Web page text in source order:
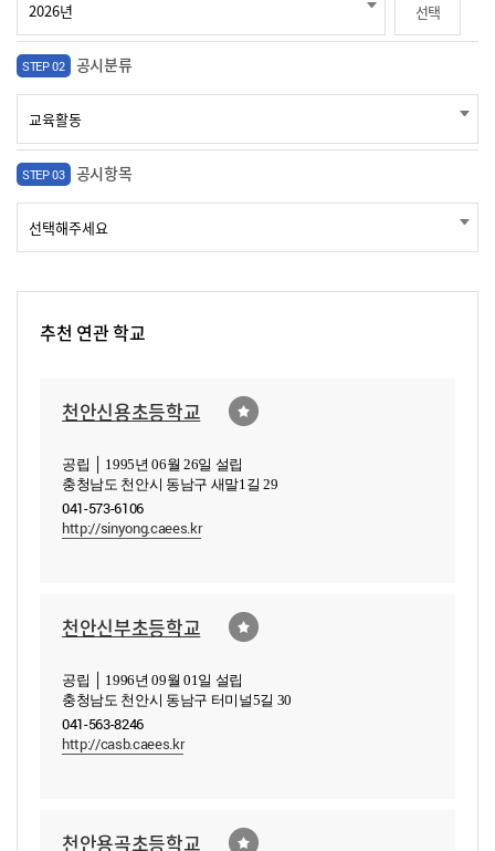
선택
STEP 02 공시분류
STEP 03 공시항목
추천 연관 학교
천안신용초등학교
공립 │ 1995년 06월 26일 설립
충청남도 천안시 동남구 새말1길 29
041-573-6106
http://sinyong.caees.kr
천안신부초등학교
공립 │ 1996년 09월 01일 설립
충청남도 천안시 동남구 터미널5길 30
041-563-8246
http://casb.caees.kr
천안용곡초등학교